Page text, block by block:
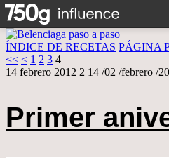
ÍNDICE DE RECETAS PÁGINA
<< < 1 2 3 4
14 febrero 2012 2 14 /02 /febrero /
Primer